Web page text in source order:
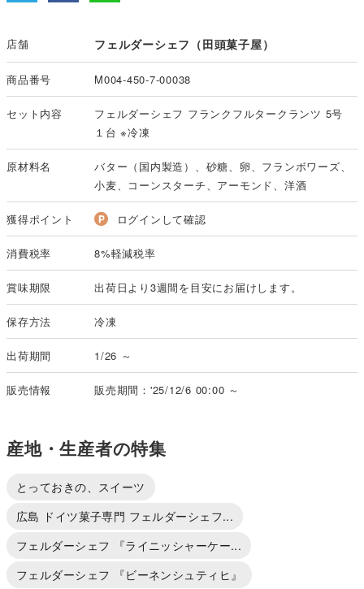
店舗 フェルダーシェフ（田頭菓子屋）
商品番号 M004-450-7-00038
セット内容
フェルダーシェフ フランクフルタークランツ 5号
１台 ※冷凍
原材料名
バター（国内製造）、砂糖、卵、フランボワーズ、
小麦、コーンスターチ、アーモンド、洋酒
獲得ポイント ログインして確認
消費税率 8%軽減税率
賞味期限 出荷日より3週間を目安にお届けします。
保存方法 冷凍
出荷期間 1/26 ～
販売情報 販売期間：'25/12/6 00:00 ～
産地・生産者の特集
とっておきの、スイーツ
広島 ドイツ菓子専門 フェルダーシェフ...
フェルダーシェフ 『ライニッシャーケー...
フェルダーシェフ 『ビーネンシュティヒ』